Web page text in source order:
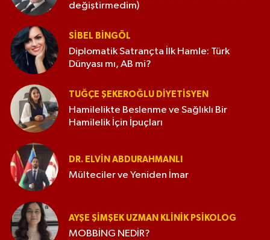
değiştirmedim)
SIBEL BINGÖL
Diplomatik Satrançta İlk Hamle: Türk
Dünyası mı, AB mi?
TUĞÇE ŞEKEROĞLU DIYETISYEN
Hamilelikte Beslenme ve Sağlıklı Bir
Hamilelik İçin İpuçları
DR. ELVIN ABDURAHMANLI
Mülteciler ve Yeniden İmar
AYŞE ŞIMŞEK UZMAN KLINIK PSIKOLOG
MOBBİNG NEDİR?